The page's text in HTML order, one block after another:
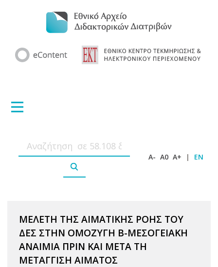
A- A0 A+ | EN
ΜΕΛΕΤΗ ΤΗΣ ΑΙΜΑΤΙΚΗΣ ΡΟΗΣ ΤΟΥ
ΔΕΣ ΣΤΗΝ ΟΜΟΖΥΓΗ Β-ΜΕΣΟΓΕΙΑΚΗ
ΑΝΑΙΜΙΑ ΠΡΙΝ ΚΑΙ ΜΕΤΑ ΤΗ
ΜΕΤΑΓΓΙΣΗ ΑΙΜΑΤΟΣ